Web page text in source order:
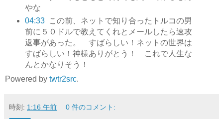
やな
04:33
この前、ネットで知り合ったトルコの男
前に５０ドルで教えてくれとメールしたら速攻
返事があった。 すばらしい！ネットの世界は
すばらしい！神様ありがとう！ これで人生な
んとかなりそう！
Powered by twtr2src.
時刻: 1:16 午前 0 件のコメント: